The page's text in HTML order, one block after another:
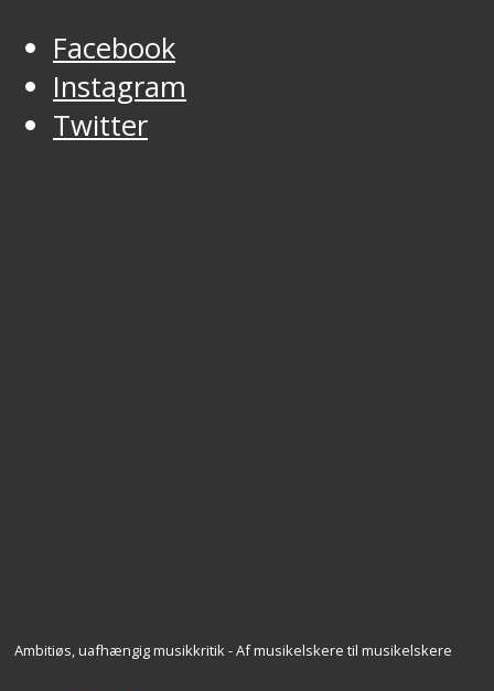
Facebook
Instagram
Twitter
Ambitiøs, uafhængig musikkritik - Af musikelskere til musikelskere